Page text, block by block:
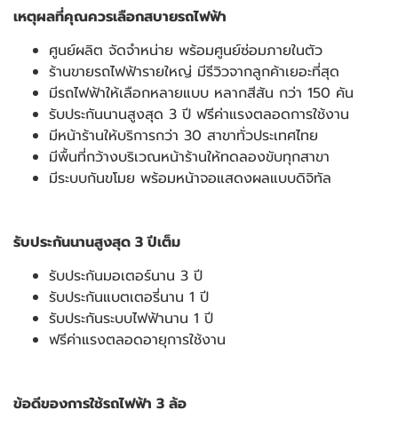
เหตุผลที่คุณควรเลือกสบายรถไฟฟ้า
ศูนย์ผลิต จัดจำหน่าย พร้อมศูนย์ซ่อมภายในตัว
ร้านขายรถไฟฟ้ารายใหญ่ มีรีวิวจากลูกค้าเยอะที่สุด
มีรถไฟฟ้าให้เลือกหลายแบบ หลากสีสัน กว่า 150 คัน
รับประกันนานสูงสุด 3 ปี ฟรีค่าแรงตลอดการใช้งาน
มีหน้าร้านให้บริการกว่า 30 สาขาทั่วประเทศไทย
มีพื้นที่กว้างบริเวณหน้าร้านให้ทดลองขับทุกสาขา
มีระบบกันขโมย พร้อมหน้าจอแสดงผลแบบดิจิทัล
รับประกันนานสูงสุด 3 ปีเต็ม
รับประกันมอเตอร์นาน 3 ปี
รับประกันแบตเตอรี่นาน 1 ปี
รับประกันระบบไฟฟ้านาน 1 ปี
ฟรีค่าแรงตลอดอายุการใช้งาน
ข้อดีของการใช้รถไฟฟ้า 3 ล้อ